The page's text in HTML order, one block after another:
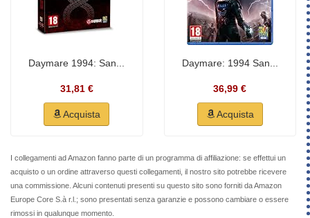
Daymare 1994: San...
31,81 €
Acquista
Daymare: 1994 San...
36,99 €
Acquista
I collegamenti ad Amazon fanno parte di un programma di affiliazione: se effettui un
acquisto o un ordine attraverso questi collegamenti, il nostro sito potrebbe ricevere
una commissione. Alcuni contenuti presenti su questo sito sono forniti da Amazon
Europe Core S.à r.l.; sono presentati senza garanzie e possono cambiare o essere
rimossi in qualunque momento.